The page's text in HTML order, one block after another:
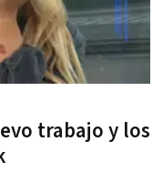
trabajo y los